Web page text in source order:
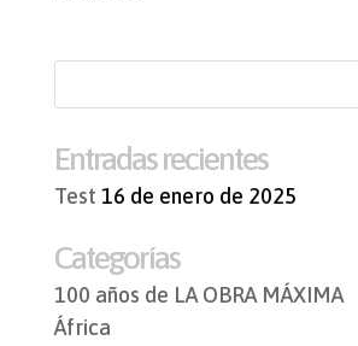
Entradas recientes
Test 16 de enero de 2025
Categorías
100 años de LA OBRA MÁXIMA
África